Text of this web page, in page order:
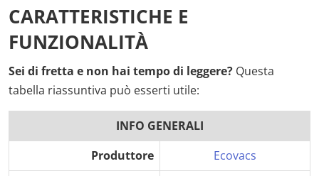
CARATTERISTICHE E
FUNZIONALITÀ
Sei di fretta e non hai tempo di leggere? Questa
tabella riassuntiva può esserti utile:
INFO GENERALI
Produttore
Ecovacs